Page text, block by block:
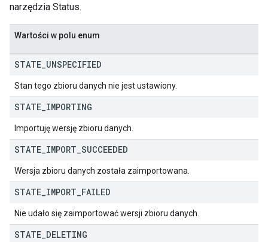
narzędzia Status.
Wartości w polu enum
STATE UNSPECIFIED
Stan tego zbioru danych nie jest ustawiony.
STATE IMPORTING
Importuję wersję zbioru danych.
STATE IMPORT SUCCEEDED
Wersja zbioru danych została zaimportowana.
STATE IMPORT FAILED
Nie udało się zaimportować wersji zbioru danych.
STATE DELETING